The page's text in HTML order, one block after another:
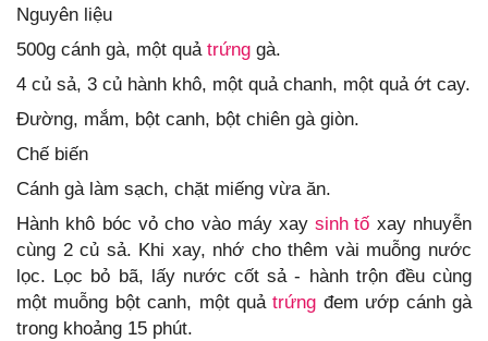
Nguyên liệu
500g cánh gà, một quả trứng gà.
4 củ sả, 3 củ hành khô, một quả chanh, một quả ớt cay.
Đường, mắm, bột canh, bột chiên gà giòn.
Chế biến
Cánh gà làm sạch, chặt miếng vừa ăn.
Hành khô bóc vỏ cho vào máy xaysinh tố xay nhuyễn
cùng 2 củ sả. Khi xay, nhớ cho thêm vài muỗng nước
lọc. Lọc bỏ bã, lấy nước cốt sả - hành trộn đều cùng
một muỗng bột canh, một quảtrứng đem ướp cánh gà
trong khoảng 15 phút.